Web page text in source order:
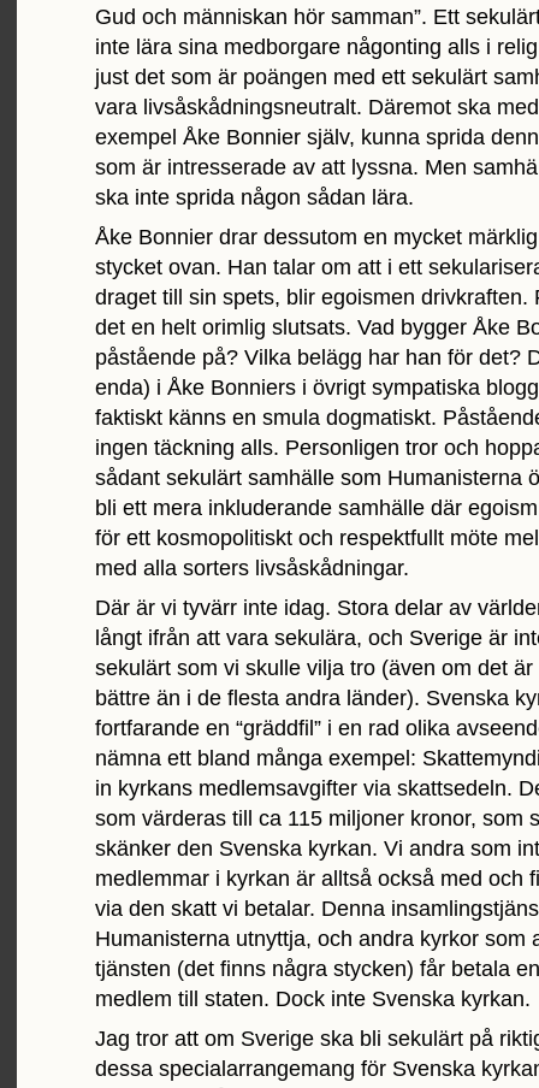
Gud och människan hör samman”. Ett
inte lära sina medborgare någonting alls i
just det som är poängen med ett sekulärt
vara livsåskådningsneutralt. Däremot ska
exempel Åke Bonnier själv, kunna sprida
som är intresserade av att lyssna. Men
ska inte sprida någon sådan lära.
Åke Bonnier drar dessutom en mycket
stycket ovan. Han talar om att i ett
draget till sin spets, blir egoismen drivkraften.
det en helt orimlig slutsats. Vad bygger Åke
påstående på? Vilka belägg har han för det?
enda) i Åke Bonniers i övrigt sympatiska
faktiskt känns en smula dogmatiskt.
ingen täckning alls. Personligen tror och
sådant sekulärt samhälle som Humanisterna
bli ett mera inkluderande samhälle där
för ett kosmopolitiskt och respektfullt möte
med alla sorters livsåskådningar.
Där är vi tyvärr inte idag. Stora delar av
långt ifrån att vara sekulära, och Sverige är
sekulärt som vi skulle vilja tro (även om det
bättre än i de flesta andra länder). Svenska
fortfarande en “gräddfil” i en rad olika
nämna ett bland många exempel:
in kyrkans medlemsavgifter via skattsedeln.
som värderas till ca 115 miljoner kronor, som
skänker den Svenska kyrkan. Vi andra som
medlemmar i kyrkan är alltså också med och
via den skatt vi betalar. Denna
Humanisterna utnyttja, och andra kyrkor som
tjänsten (det finns några stycken) får betala
medlem till staten. Dock inte Svenska kyrkan.
Jag tror att om Sverige ska bli sekulärt på
dessa specialarrangemang för Svenska